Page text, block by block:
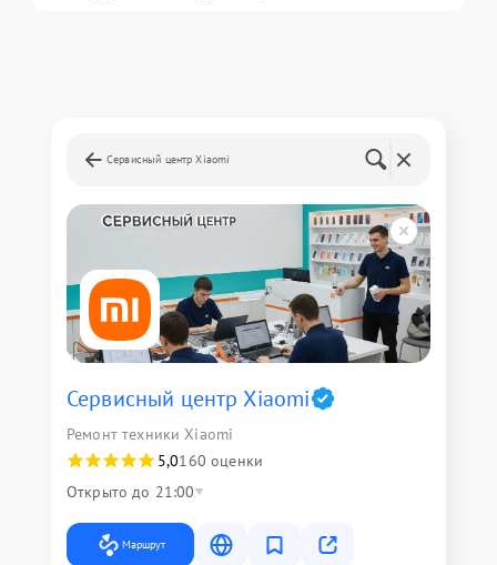
Сервисный центр Xiaomi
Сервисный центр Xiaomi
Ремонт техники Xiaomi
5,0160 оценки
Открыто до 21:00
Маршрут